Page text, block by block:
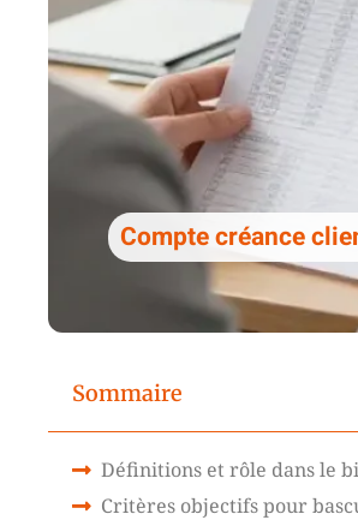
Compte créance
Sommaire
Définitions et rôle dans le
Critères objectifs pour